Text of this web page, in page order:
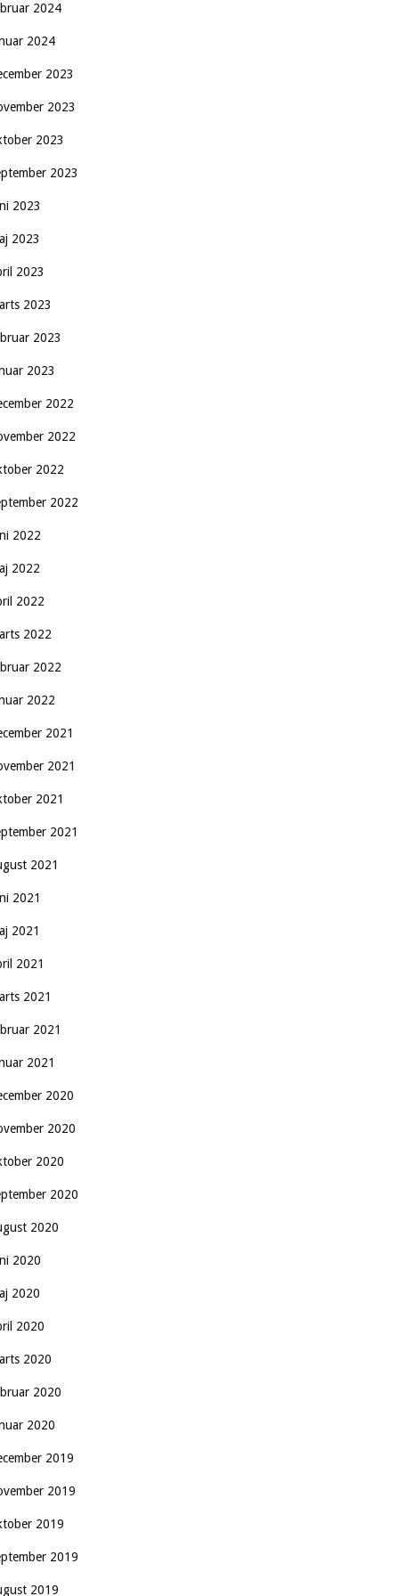
2024
2024
2023
2023
2023
2023
2023
2023
2023
2023
2023
2023
2022
2022
2022
2022
2022
2022
2022
2022
2022
2022
2021
2021
2021
2021
2021
2021
2021
2021
2021
2021
2021
2020
2020
2020
2020
2020
2020
2020
2020
2020
2020
2020
2019
2019
2019
2019
2019